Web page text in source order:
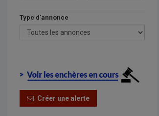
Type d'annonce
Créer une alerte